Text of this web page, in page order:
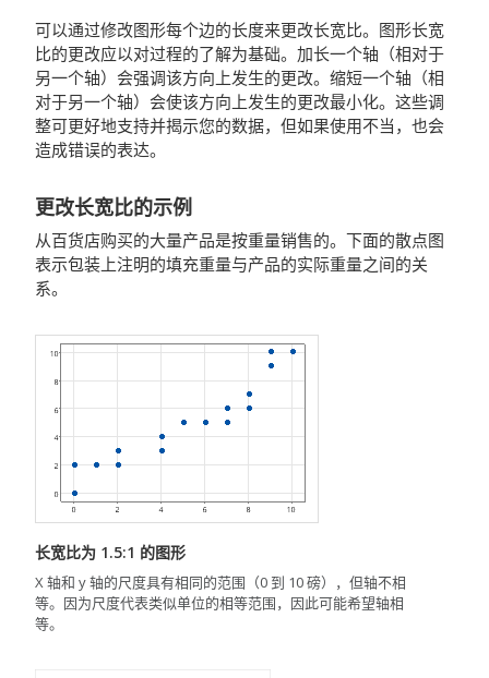
可以通过修改图形每个边的长度来更改长宽比。图形长宽
比的更改应以对过程的了解为基础。加长一个轴（相对于
另一个轴）会强调该方向上发生的更改。缩短一个轴（相
对于另一个轴）会使该方向上发生的更改最小化。这些调
整可更好地支持并揭示您的数据，但如果使用不当，也会
造成错误的表达。
更改长宽比的示例
从百货店购买的大量产品是按重量销售的。下面的散点图
表示包装上注明的填充重量与产品的实际重量之间的关
系。
长宽比为 1.5:1 的图形
X 轴和 y 轴的尺度具有相同的范围（0 到 10 磅），但轴不相
等。因为尺度代表类似单位的相等范围，因此可能希望轴相
等。